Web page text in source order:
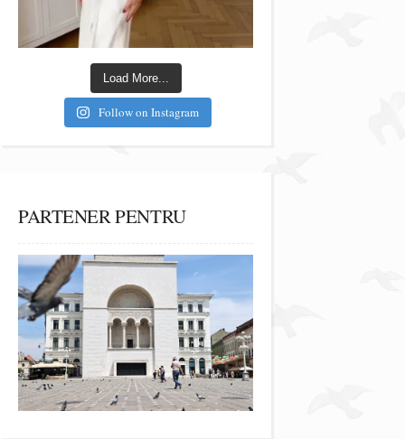
Load More...
Follow on Instagram
PARTENER PENTRU